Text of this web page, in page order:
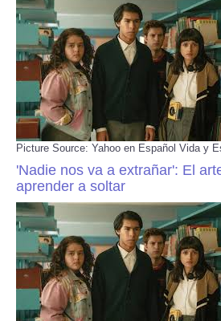
Picture Source: Yahoo en Español Vida y
'Nadie nos va a extrañar': El
aprender a soltar